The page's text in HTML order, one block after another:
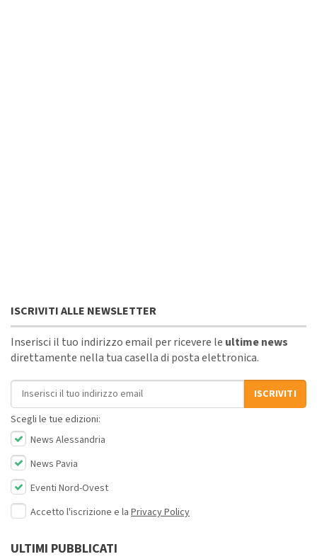
ISCRIVITI ALLE NEWSLETTER
Inserisci il tuo indirizzo email per ricevere le ultime news
direttamente nella tua casella di posta elettronica.
Indirizzo email
ISCRIVITI
Scegli le tue edizioni:
News Alessandria
News Pavia
Eventi Nord-Ovest
Accetto l'iscrizione e la Privacy Policy
ULTIMI PUBBLICATI